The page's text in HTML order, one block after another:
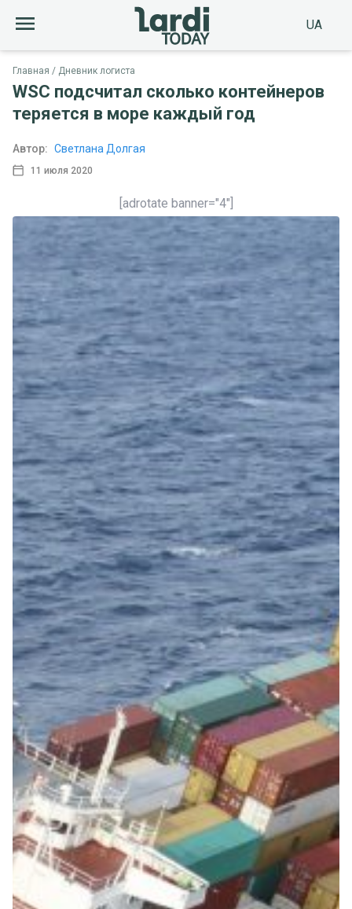
UA
Главная Дневник логиста
WSC подсчитал сколько контейнеров
теряется в море каждый год
11 июля 2020
Автор: Светлана Долгая
[adrotate banner="4"]